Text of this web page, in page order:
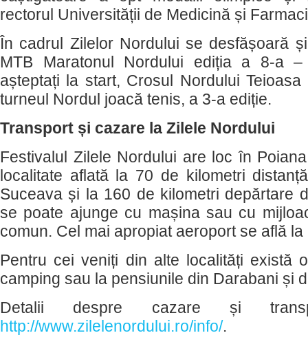
rectorul Universității de Medicină și
În cadrul Zilelor Nordului se desfășoară
MTB Maratonul Nordului ediția a 8-a
așteptați la start, Crosul Nordului
turneul Nordul joacă tenis, a 3-a ediție.
Transport și cazare la Zilele Nordului
Festivalul Zilele Nordului are loc în
localitate aflată la 70 de kilometri
Suceava și la 160 de kilometri depărtare
se poate ajunge cu mașina sau cu
comun. Cel mai apropiat aeroport se află
Pentru cei veniți din alte localități există
camping sau la pensiunile din Darabani și
Detalii despre cazare și
http://www.zilelenordului.ro/info/.